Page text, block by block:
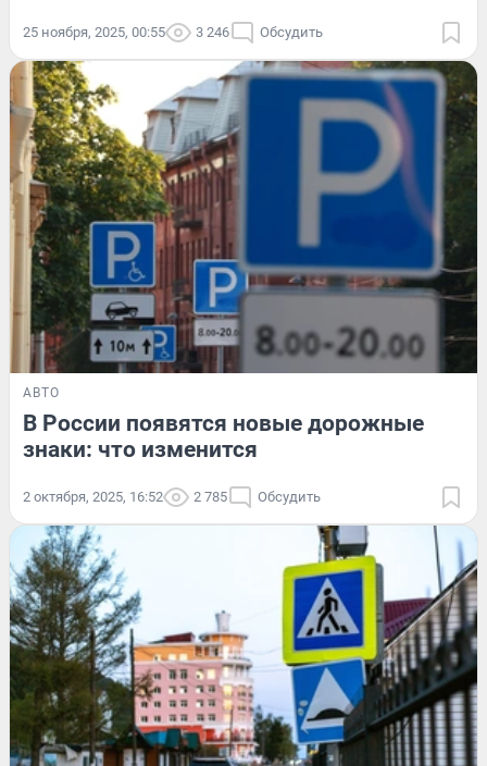
25 ноября, 2025, 00:55 3 246 Обсудить
АВТО
В России появятся новые дорожные
знаки: что изменится
2 октября, 2025, 16:52 2 785 Обсудить